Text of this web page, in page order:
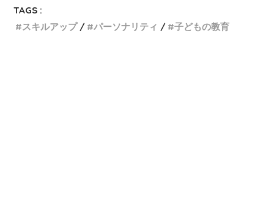
TAGS :
スキルアップ
パーソナリティ 子どもの教育